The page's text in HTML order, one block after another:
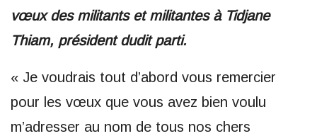
vœux des militants et militantes à Tidjane
Thiam, président dudit parti.
« Je voudrais tout d’abord vous remercier
pour les vœux que vous avez bien voulu
m’adresser au nom de tous nos chers